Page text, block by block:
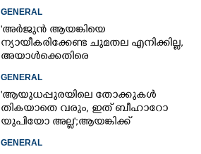
വിടുമെന്ന് കെ മുരളീധരൻ
GENERAL
'അർജുൻ ആയങ്കിയെ
ന്യായീകരിക്കേണ്ട ചുമതല എനിക്കില്ല,
അയാൾക്കെതിരെ
നടപടിയെടുത്തോട്ടെ'
GENERAL
'ആയുധപ്പുരയിലെ തോക്കുകൾ
തികയാതെ വരും, ഇത് ബീഹാറോ
യുപിയോ അല്ല';ആയങ്കിക്ക്
പിന്തുണയുമായി ആകാശ് തില്ലങ്കേരി
GENERAL